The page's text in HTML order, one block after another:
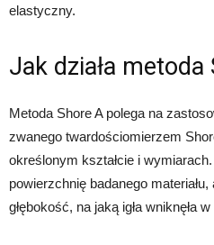
elastyczny.
Jak działa metoda
Metoda Shore A polega na
zwanego twardościomierzem
określonym kształcie i
powierzchnię badanego
głębokość, na jaką igła wniknęła w